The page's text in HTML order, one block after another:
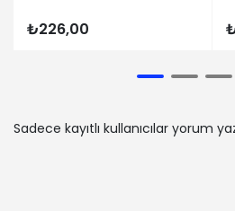
(Benzin) - 65
HDi 110 (Dizel)
2.0 RC (Benzin)
₺226,00
Sadece kayıtlı kullanıcılar yorum